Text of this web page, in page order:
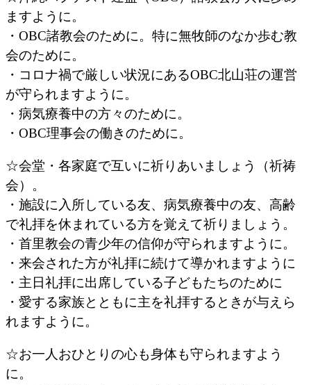
ますように。
・OBC諸教会のために。特に無牧師のなか歩む教
会のために。
・コロナ禍で厳しい状況にあるOBC北山荘の運営
が守られますように。
・病気療養中の方々のために。
・OBC理事会の働きのために。
☆会堂・各家庭で互いに祈りあいましょう（祈祷
会）。
・施設に入所している友、病気療養中の友、高齢
で礼拝を休まれている方を覚えて祈りましょう。
・首里教会の青少年の信仰が守られますように。
・来会された方が礼拝に続けて導かれますように
・主日礼拝に出席している子どもたちのために
・愛する家族とともに主を礼拝するときが与えら
れますように。
☆お一人おひとりの心も身体も守られますよう
に。